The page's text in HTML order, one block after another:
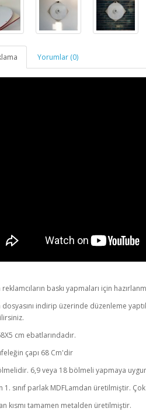
Yorumlar (0)
baskı yapmaları için
indirip üzerinde düzenleme
cm ebatlarındadır.
çapı 68 Cm'dir
6,9 veya 18 bölmeli yapmaya
1. sınıf parlak MDFLamdan üretilmiştir.
kısmı tamamen metalden üretilmiştir.